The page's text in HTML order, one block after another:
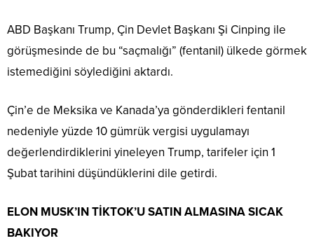
ABD Başkanı Trump, Çin Devlet Başkanı Şi Cinping ile
görüşmesinde de bu “saçmalığı” (fentanil) ülkede görmek
istemediğini söylediğini aktardı.
Çin’e de Meksika ve Kanada’ya gönderdikleri fentanil
nedeniyle yüzde 10 gümrük vergisi uygulamayı
değerlendirdiklerini yineleyen Trump, tarifeler için 1
Şubat tarihini düşündüklerini dile getirdi.
ELON MUSK’IN TİKTOK’U SATIN ALMASINA SICAK
BAKIYOR